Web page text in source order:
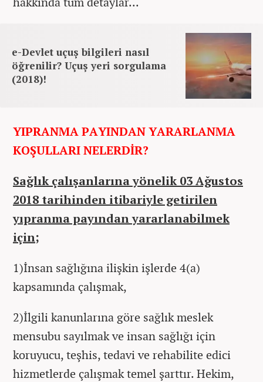
e-Devlet uçuş bilgileri nasıl
öğrenilir? Uçuş yeri sorgulama
(2018)!
YIPRANMA PAYINDAN YARARLANMA
KOŞULLARI NELERDİR?
Sağlık çalışanlarına yönelik 03 Ağustos
2018 tarihinden itibariyle getirilen
yıpranma payından yararlanabilmek
için;
1)İnsan sağlığına ilişkin işlerde 4(a)
kapsamında çalışmak,
2)İlgili kanunlarına göre sağlık meslek
mensubu sayılmak ve insan sağlığı için
koruyucu, teşhis, tedavi ve rehabilite edici
hizmetlerde çalışmak temel şarttır. Hekim,